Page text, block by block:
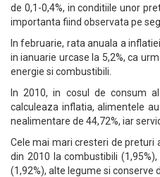
de 0,1-0,4%, in conditiile unor
importanta fiind observata pe
In februarie, rata anuala a
in ianuarie urcase la 5,2%, ca
energie si combustibili.
In 2010, in cosul de consum
calculeaza inflatia, alimentele
nealimentare de 44,72%, iar
Cele mai mari cresteri de preturi
din 2010 la combustibili
(1,92%), alte legume si conserve